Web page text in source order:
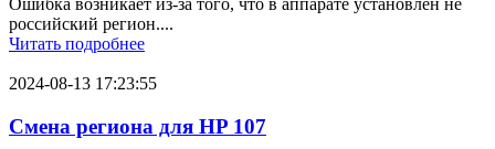
Ошибка возникает из-за того, что в аппарате установлен не
российский регион....
Читать подробнее
2024-08-13 17:23:55
Смена региона для HP 107